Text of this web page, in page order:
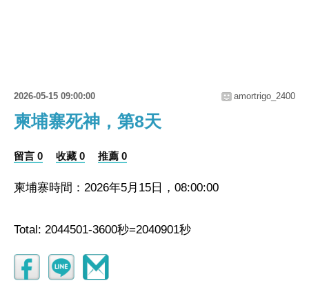
2026-05-15 09:00:00 amortrigo_2400
柬埔寨死神，第8天
留言 0 收藏 0 推薦 0
柬埔寨時間：2026年5月15日，08:00:00
Total: 2044501-3600秒=2040901秒